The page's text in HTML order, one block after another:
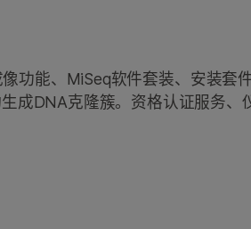
功能、MiSeq软件套装、安装套
成DNA克隆簇。资格认证服务、